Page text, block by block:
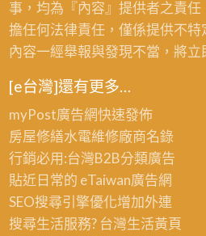
事，均為『內容』提供者之責
擔任何法律責任，僅係提供不
內容一經舉報與發現不當，將立
[e台灣]還有更多…
myPost廣告網快速發佈
房屋修繕水電維修廠商名錄
行銷必用:台灣B2B分類廣告
貼近日常的 eTaiwan廣告網
SEO搜尋引擎優化增加外連
搜尋生活服務? 台灣生活黃頁